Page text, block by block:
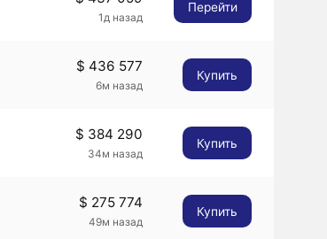
1д назад
Перейти
$ 436 577
6м назад
Купить
$ 384 290
34м назад
Купить
$ 275 774
49м назад
Купить